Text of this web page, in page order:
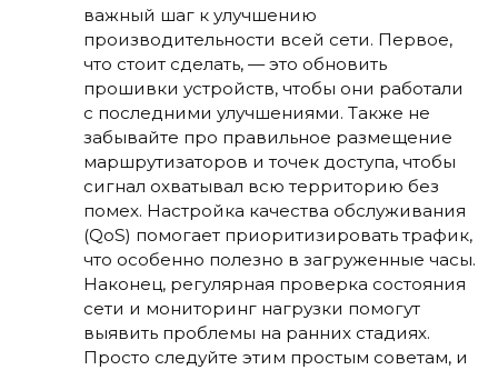
важный шаг к улучшению
производительности всей сети. Первое,
что стоит сделать, — это обновить
прошивки устройств, чтобы они работали
с последними улучшениями. Также не
забывайте про правильное размещение
маршрутизаторов и точек доступа, чтобы
сигнал охватывал всю территорию без
помех. Настройка качества обслуживания
(QoS) помогает приоритизировать трафик,
что особенно полезно в загруженные часы.
Наконец, регулярная проверка состояния
сети и мониторинг нагрузки помогут
выявить проблемы на ранних стадиях.
Просто следуйте этим простым советам, и